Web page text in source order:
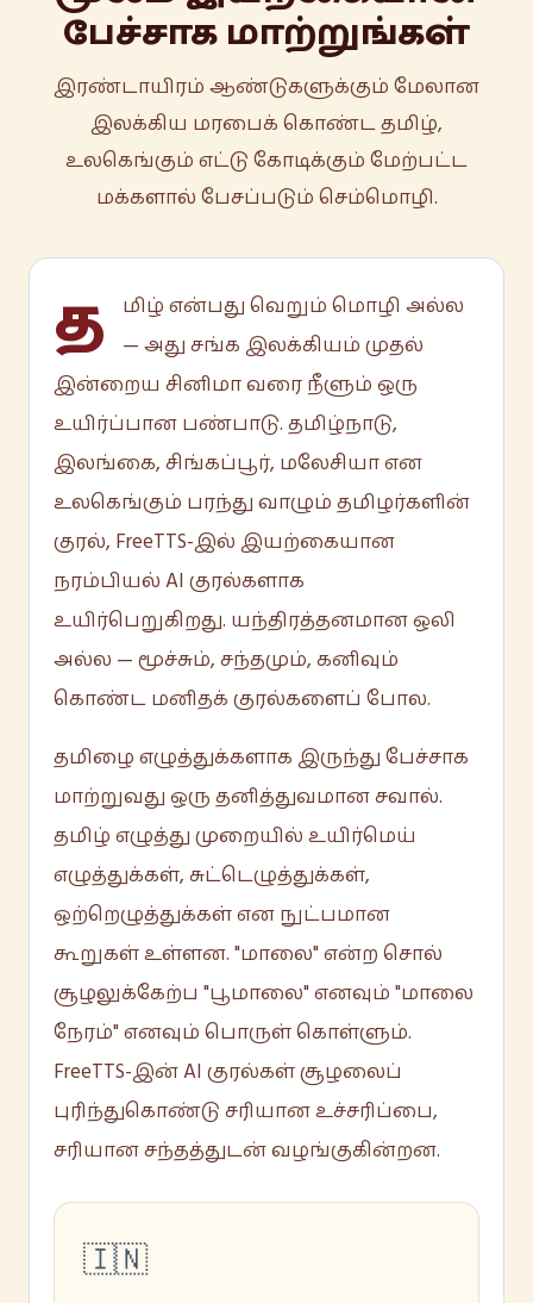
பேச்சாக மாற்றுங்கள்
இரண்டாயிரம் ஆண்டுகளுக்கும் மேலான
இலக்கிய மரபைக் கொண்ட தமிழ்,
உலகெங்கும் எட்டு கோடிக்கும் மேற்பட்ட
மக்களால் பேசப்படும் செம்மொழி.
த
மிழ் என்பது வெறும் மொழி அல்ல
— அது சங்க இலக்கியம் முதல்
இன்றைய சினிமா வரை நீளும் ஒரு
உயிர்ப்பான பண்பாடு. தமிழ்நாடு,
இலங்கை, சிங்கப்பூர், மலேசியா என
உலகெங்கும் பரந்து வாழும் தமிழர்களின்
குரல், FreeTTS-இல் இயற்கையான
நரம்பியல் AI குரல்களாக
உயிர்பெறுகிறது. யந்திரத்தனமான ஒலி
அல்ல — மூச்சும், சந்தமும், கனிவும்
கொண்ட மனிதக் குரல்களைப் போல.
தமிழை எழுத்துக்களாக இருந்து பேச்சாக
மாற்றுவது ஒரு தனித்துவமான சவால்.
தமிழ் எழுத்து முறையில் உயிர்மெய்
எழுத்துக்கள், சுட்டெழுத்துக்கள்,
ஒற்றெழுத்துக்கள் என நுட்பமான
கூறுகள் உள்ளன. "மாலை" என்ற சொல்
சூழலுக்கேற்ப "பூமாலை" எனவும் "மாலை
நேரம்" எனவும் பொருள் கொள்ளும்.
FreeTTS-இன் AI குரல்கள் சூழலைப்
புரிந்துகொண்டு சரியான உச்சரிப்பை,
சரியான சந்தத்துடன் வழங்குகின்றன.
🇮🇳